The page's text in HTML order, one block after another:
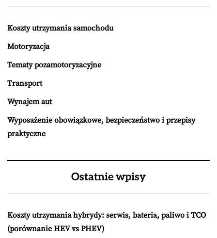
Koszty utrzymania samochodu
Motoryzacja
Tematy pozamotoryzacyjne
Transport
Wynajem aut
Wyposażenie obowiązkowe, bezpieczeństwo i przepisy
praktyczne
Ostatnie wpisy
Koszty utrzymania hybrydy: serwis, bateria, paliwo i TCO
(porównanie HEV vs PHEV)